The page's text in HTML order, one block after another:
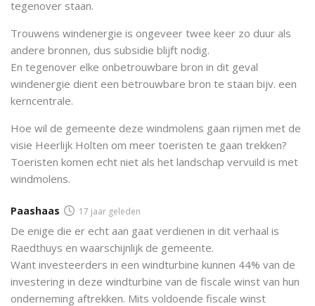
tegenover staan.
Trouwens windenergie is ongeveer twee keer zo duur als
andere bronnen, dus subsidie blijft nodig.
En tegenover elke onbetrouwbare bron in dit geval
windenergie dient een betrouwbare bron te staan bijv. een
kerncentrale.
Hoe wil de gemeente deze windmolens gaan rijmen met de
visie Heerlijk Holten om meer toeristen te gaan trekken?
Toeristen komen echt niet als het landschap vervuild is met
windmolens.
Paashaas 17 jaar geleden
De enige die er echt aan gaat verdienen in dit verhaal is
Raedthuys en waarschijnlijk de gemeente.
Want investeerders in een windturbine kunnen 44% van de
investering in deze windturbine van de fiscale winst van hun
onderneming aftrekken. Mits voldoende fiscale winst